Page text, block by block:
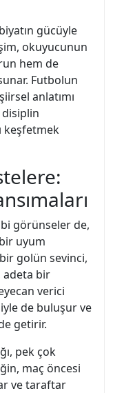
gücüyle
okuyucunun
hem de
Futbolun
anlatımı
keşfetmek
görünseler de,
uyum
golün sevinci,
adeta bir
verici
de buluşur ve
getirir.
pek çok
maç öncesi
ve taraftar